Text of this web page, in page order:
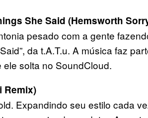
She Said (Hemsworth
pesado com a gente
da t.A.T.u. A música faz
solta no SoundCloud.
Remix)
Expandindo seu estilo cada